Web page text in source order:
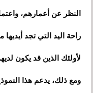
النظر عن أعمارهم،
راحة اليد التي تجد
لأولئك الذين قد يكون